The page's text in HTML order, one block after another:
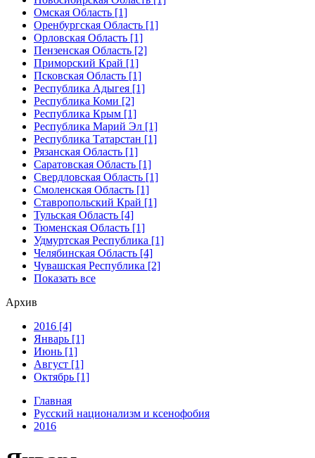
Омская Область [1]
Оренбургская Область [1]
Орловская Область [1]
Пензенская Область [2]
Приморский Край [1]
Псковская Область [1]
Республика Адыгея [1]
Республика Коми [2]
Республика Крым [1]
Республика Марий Эл [1]
Республика Татарстан [1]
Рязанская Область [1]
Саратовская Область [1]
Свердловская Область [1]
Смоленская Область [1]
Ставропольский Край [1]
Тульская Область [4]
Тюменская Область [1]
Удмуртская Республика [1]
Челябинская Область [4]
Чувашская Республика [2]
Показать все
Архив
2016 [4]
Январь [1]
Июнь [1]
Август [1]
Октябрь [1]
Главная
Русский национализм и ксенофобия
2016